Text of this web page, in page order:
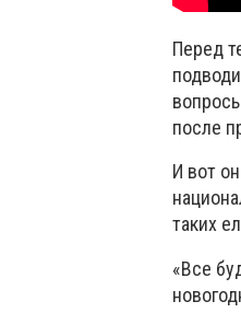
Перед
после
И вот
таких
«Все